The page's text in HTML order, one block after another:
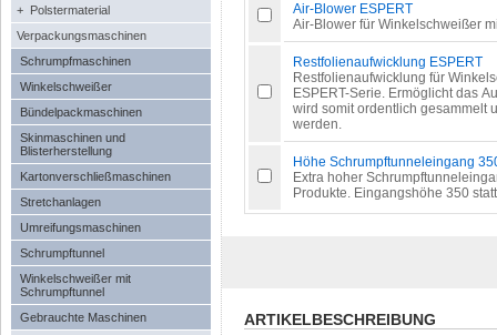
+ Polstermaterial
Verpackungsmaschinen
Schrumpfmaschinen
Winkelschweißer
Bündelpackmaschinen
Skinmaschinen und
Blisterherstellung
Kartonverschließmaschinen
Stretchanlagen
Umreifungsmaschinen
Schrumpftunnel
Winkelschweißer mit
Schrumpftunnel
Gebrauchte Maschinen
Air-Blower ESPERT
Air-Blower für Winkelschweißer
Restfolienaufwicklung ESPERT
Restfolienaufwicklung für
ESPERT-Serie. Ermöglicht das
wird somit ordentlich gesammelt
werden.
Höhe Schrumpftunneleingang
Extra hoher
Produkte. Eingangshöhe 350
ARTIKELBESCHREIBUNG